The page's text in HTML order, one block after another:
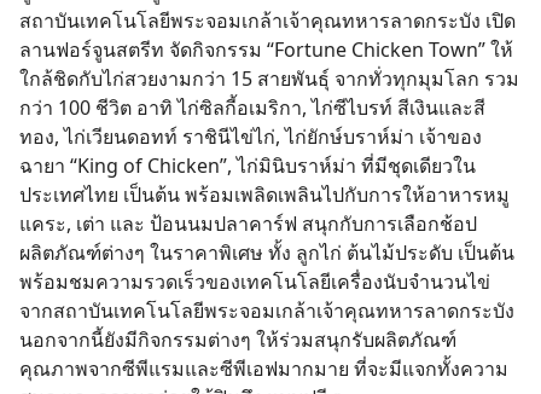
สถาบันเทคโนโลยีพระจอมเกล้าเจ้าคุณทหารลาดกระบัง เปิด
ลานฟอร์จูนสตรีท จัดกิจกรรม “Fortune Chicken Town” ให้
ใกล้ชิดกับไก่สวยงามกว่า 15 สายพันธุ์ จากทั่วทุกมุมโลก รวม
กว่า 100 ชีวิต อาทิ ไก่ซิลกี้อเมริกา, ไก่ซีไบรท์ สีเงินและสี
ทอง, ไก่เวียนดอทท์ ราชินีไข่ไก่, ไก่ยักษ์บราห์ม่า เจ้าของ
ฉายา “King of Chicken”, ไก่มินิบราห์ม่า ที่มีชุดเดียวใน
ประเทศไทย เป็นต้น พร้อมเพลิดเพลินไปกับการให้อาหารหมู
แคระ, เต่า และ ป้อนนมปลาคาร์ฟ สนุกกับการเลือกช้อป
ผลิตภัณฑ์ต่างๆ ในราคาพิเศษ ทั้ง ลูกไก่ ต้นไม้ประดับ เป็นต้น
พร้อมชมความรวดเร็วของเทคโนโลยีเครื่องนับจำนวนไข่
จากสถาบันเทคโนโลยีพระจอมเกล้าเจ้าคุณทหารลาดกระบัง
นอกจากนี้ยังมีกิจกรรมต่างๆ ให้ร่วมสนุกรับผลิตภัณฑ์
คุณภาพจากซีพีแรมและซีพีเอฟมากมาย ที่จะมีแจกทั้งความ